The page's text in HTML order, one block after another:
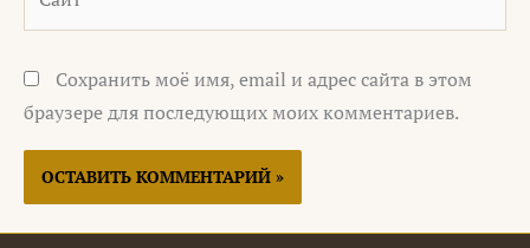
Сохранить моё имя, email и адрес сайта в этом
браузере для последующих моих комментариев.